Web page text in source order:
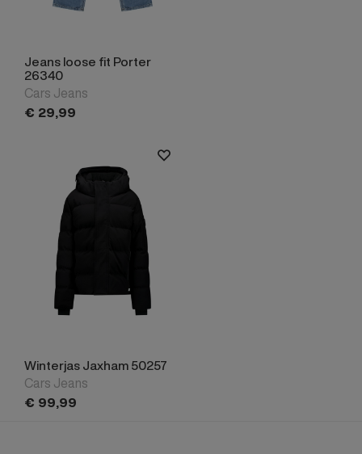
Jeans loose fit Porter
26340
Cars Jeans
€ 29,99
Winterjas Jaxham 50257
Cars Jeans
€ 99,99